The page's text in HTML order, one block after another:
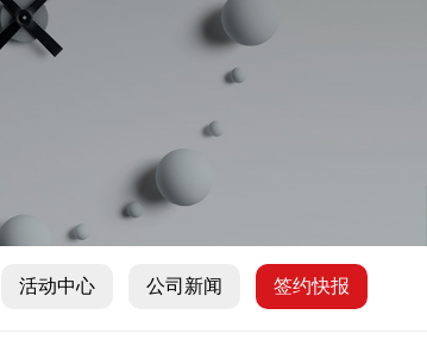
活动中心 公司新闻 签约快报